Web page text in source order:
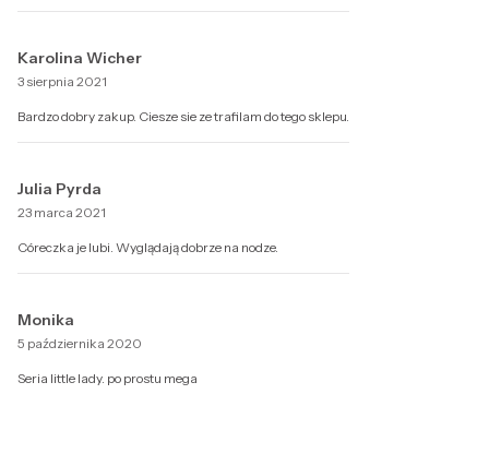
Karolina Wicher
3 sierpnia 2021
Bardzo dobry zakup. Ciesze sie ze trafilam do tego sklepu.
Julia Pyrda
23 marca 2021
Córeczka je lubi. Wyglądają dobrze na nodze.
Monika
5 października 2020
Seria little lady. po prostu mega